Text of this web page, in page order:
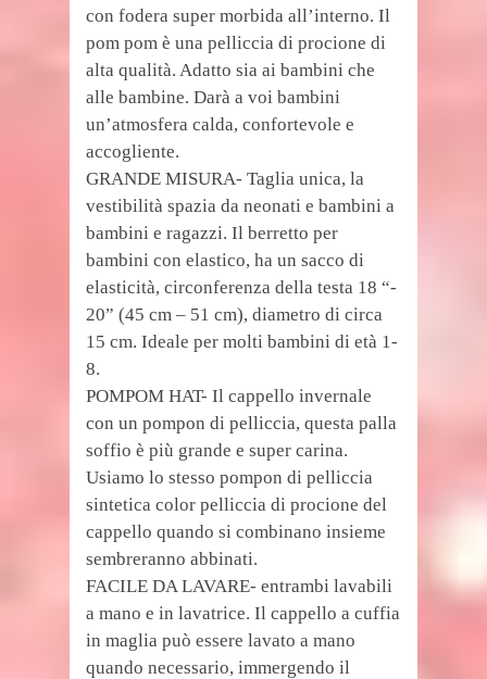
con fodera super morbida all’interno. Il
pom pom è una pelliccia di procione di
alta qualità. Adatto sia ai bambini che
alle bambine. Darà a voi bambini
un’atmosfera calda, confortevole e
accogliente.
GRANDE MISURA- Taglia unica, la
vestibilità spazia da neonati e bambini a
bambini e ragazzi. Il berretto per
bambini con elastico, ha un sacco di
elasticità, circonferenza della testa 18 “-
20” (45 cm – 51 cm), diametro di circa
15 cm. Ideale per molti bambini di età 1-
8.
POMPOM HAT- Il cappello invernale
con un pompon di pelliccia, questa palla
soffio è più grande e super carina.
Usiamo lo stesso pompon di pelliccia
sintetica color pelliccia di procione del
cappello quando si combinano insieme
sembreranno abbinati.
FACILE DA LAVARE- entrambi lavabili
a mano e in lavatrice. Il cappello a cuffia
in maglia può essere lavato a mano
quando necessario, immergendo il